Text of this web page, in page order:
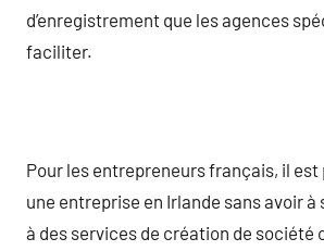
d’enregistrement que les agences
faciliter.
Pour les entrepreneurs français, il
une entreprise en Irlande sans avoir à
à des services de création de société